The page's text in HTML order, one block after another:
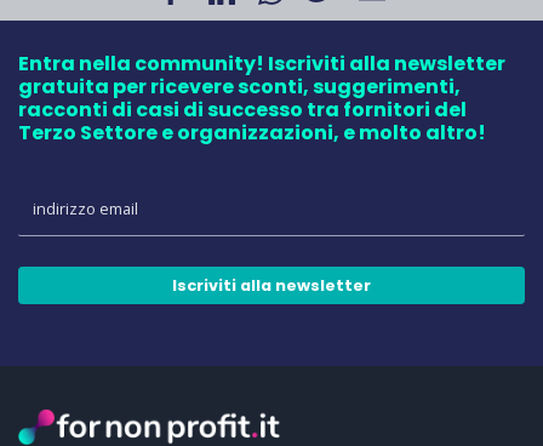
Entra nella community! Iscriviti alla newsletter
gratuita per ricevere sconti, suggerimenti,
racconti di casi di successo tra fornitori del
Terzo Settore e organizzazioni, e molto altro!
Iscriviti alla newsletter